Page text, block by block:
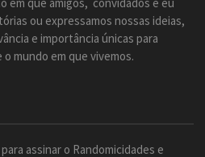
ou expressamos nossas ideias,
e importância únicas para
mundo em que vivemos.
assinar o Randomicidades e